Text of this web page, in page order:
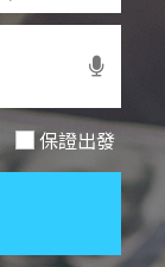
保證出發